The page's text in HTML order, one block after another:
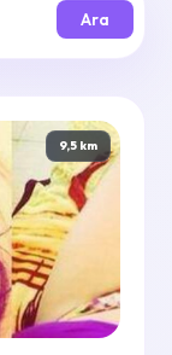
Ara
9,5 km